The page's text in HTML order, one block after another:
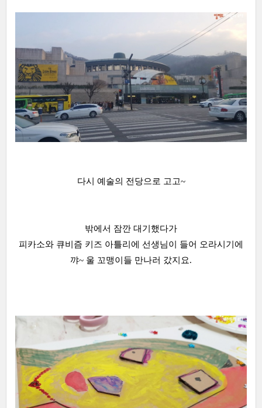
다시 예술의 전당으로 고고~
밖에서 잠깐 대기했다가
피카소와 큐비즘 키즈 아틀리에 선생님이 들어 오라시기에
꺄~ 울 꼬맹이들 만나러 갔지요.